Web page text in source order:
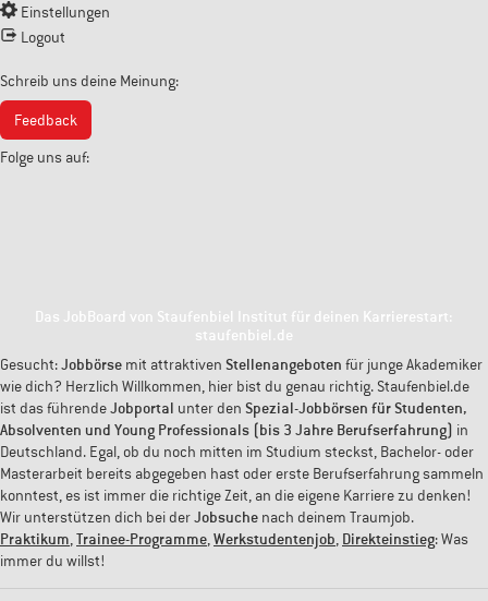
Einstellungen
Logout
Schreib uns deine Meinung:
Feedback
Folge uns auf:
Das JobBoard von Staufenbiel Institut für deinen Karrierestart:
staufenbiel.de
Gesucht:Jobbörse mit attraktiven Stellenangeboten für junge Akademiker
wie dich? Herzlich Willkommen, hier bist du genau richtig. Staufenbiel.de
ist das führendeJobportal unter den Spezial-Jobbörsen für Studenten,
Absolventen und Young Professionals (bis 3 Jahre Berufserfahrung) in
Deutschland. Egal, ob du noch mitten im Studium steckst, Bachelor- oder
Masterarbeit bereits abgegeben hast oder erste Berufserfahrung sammeln
konntest, es ist immer die richtige Zeit, an die eigene Karriere zu denken!
Wir unterstützen dich bei derJobsuche nach deinem Traumjob.
Praktikum Trainee-Programme Werkstudentenjob Direkteinstieg: Was
immer du willst!